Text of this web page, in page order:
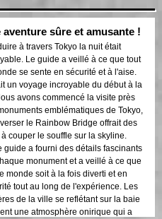
aventure sûre et amusante !
à travers Tokyo la nuit était
Le guide a veillé à ce que tout
se sente en sécurité et à l'aise.
un voyage incroyable du début à la
avons commencé la visite près
emblématiques de Tokyo,
le Rainbow Bridge offrait des
couper le souffle sur la skyline.
guide a fourni des détails fascinants
monument et a veillé à ce que
monde soit à la fois diverti et en
tout au long de l'expérience. Les
de la ville se reflétant sur la baie
une atmosphère onirique qui a